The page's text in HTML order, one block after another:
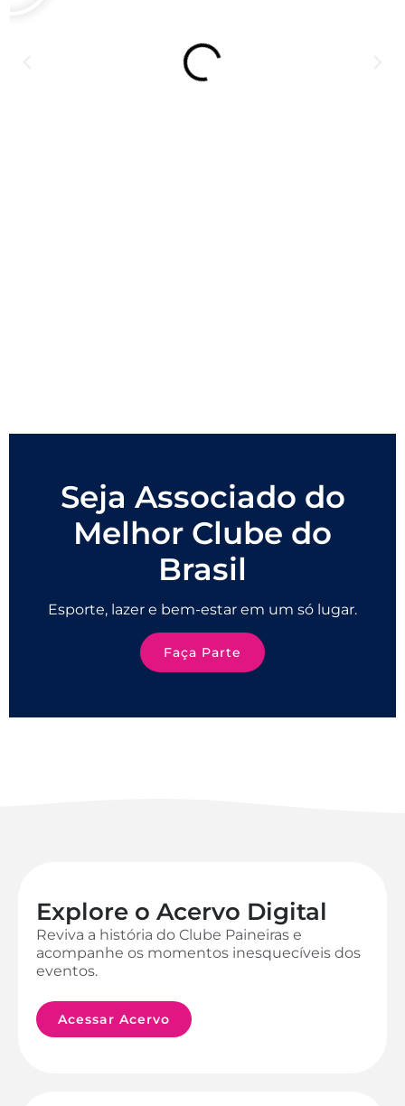
Seja Associado do
Melhor Clube do
Brasil
Esporte, lazer e bem-estar em um só lugar.
Faça Parte
Explore o Acervo Digital
Reviva a história do Clube Paineiras e
acompanhe os momentos inesquecíveis dos
eventos.
Acessar Acervo